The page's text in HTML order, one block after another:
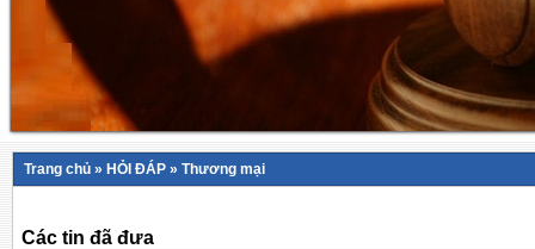
Trang chủ » HỎI ĐÁP » Thương mại
Các tin đã đưa